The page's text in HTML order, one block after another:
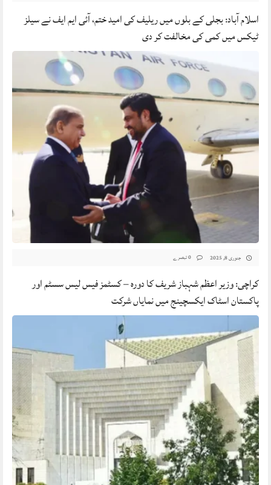
اسلام آباد: بجلی کے بلوں میں ریلیف کی امید ختم، آئی ایم ایف نے سیلز
ٹیکس میں کمی کی مخالفت کر دی
جنوری 8, 2025
کراچی: وزیر اعظم شہباز شریف کا دورہ – کسٹمز فیس لیس سسٹم اور
پاکستان اسٹاک ایکسچینج میں نمایاں شرکت